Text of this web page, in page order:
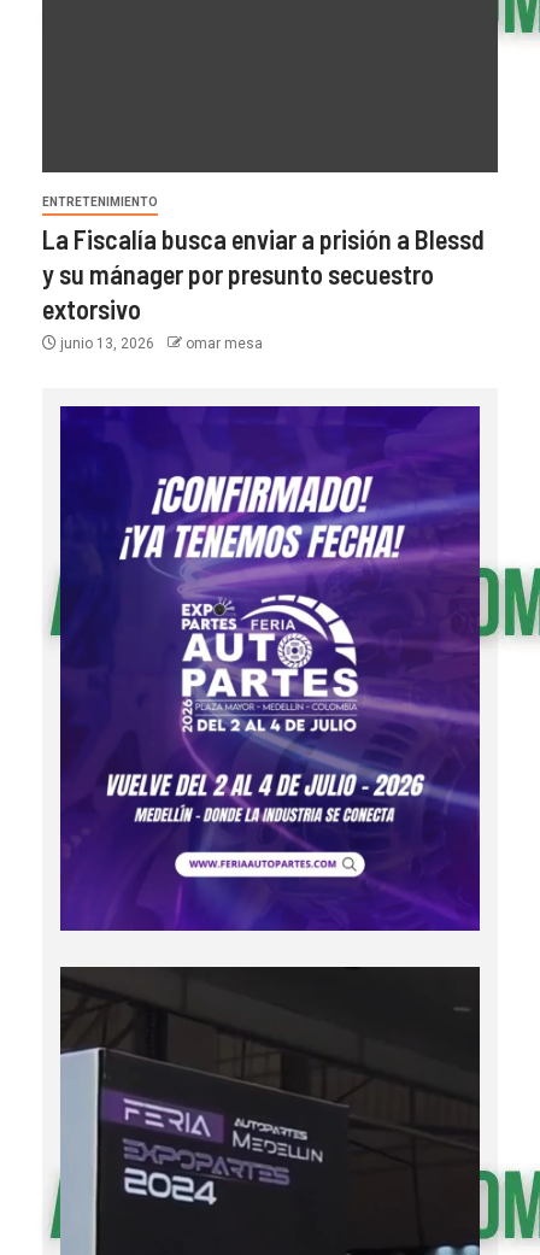
ENTRETENIMIENTO
La Fiscalía busca enviar a prisión a Blessd
y su mánager por presunto secuestro
extorsivo
junio 13, 2026 omar mesa